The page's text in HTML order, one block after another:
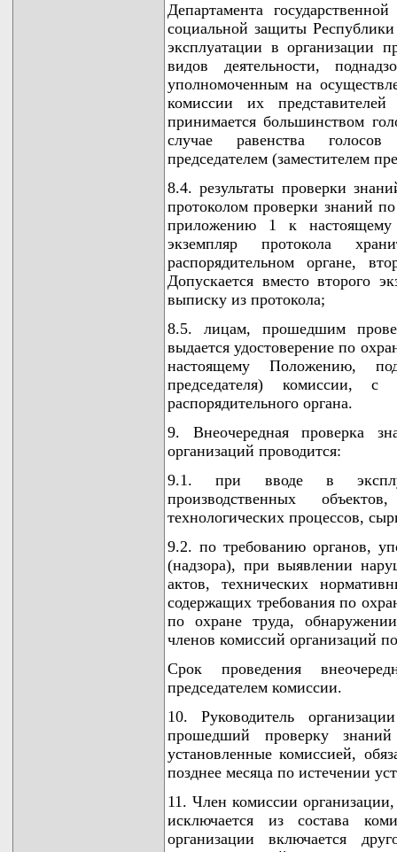
Департамента
социальной защиты
эксплуатации в организации
видов деятельности,
уполномоченным на
комиссии их
принимается большинством
случае равенства голосов
председателем (заместителем
8.4. результаты проверки
протоколом проверки знаний
приложению 1 к
экземпляр протокола
распорядительном органе,
Допускается вместо второго
выписку из протокола;
8.5. лицам, прошедшим
выдается удостоверение по
настоящему Положению,
председателя) комиссии, с
распорядительного органа.
9. Внеочередная проверка
организаций проводится:
9.1. при вводе в
производственных
технологических процессов,
9.2. по требованию органов,
(надзора), при выявлении
актов, технических
содержащих требования по
по охране труда,
членов комиссий организаций
Срок проведения
председателем комиссии.
10. Руководитель
прошедший проверку
установленные комиссией,
позднее месяца по истечении
11. Член комиссии
исключается из состава
организации включается